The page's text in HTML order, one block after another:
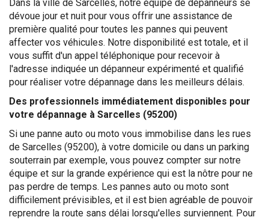
Dans la ville de Sarcelles, notre équipe de dépanneurs se
dévoue jour et nuit pour vous offrir une assistance de
première qualité pour toutes les pannes qui peuvent
affecter vos véhicules. Notre disponibilité est totale, et il
vous suffit d'un appel téléphonique pour recevoir à
l'adresse indiquée un dépanneur expérimenté et qualifié
pour réaliser votre dépannage dans les meilleurs délais.
Des professionnels immédiatement disponibles pour
votre dépannage à Sarcelles (95200)
Si une panne auto ou moto vous immobilise dans les rues
de Sarcelles (95200), à votre domicile ou dans un parking
souterrain par exemple, vous pouvez compter sur notre
équipe et sur la grande expérience qui est la nôtre pour ne
pas perdre de temps. Les pannes auto ou moto sont
difficilement prévisibles, et il est bien agréable de pouvoir
reprendre la route sans délai lorsqu'elles surviennent. Pour